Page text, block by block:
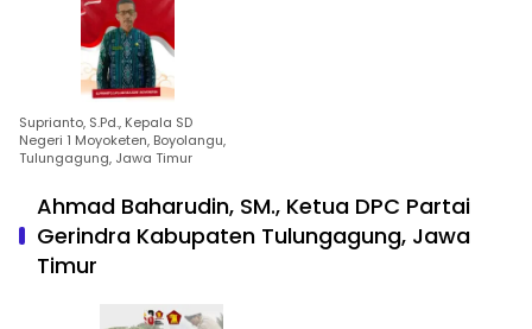
Suprianto, S.Pd., Kepala SD
Negeri 1 Moyoketen, Boyolangu,
Tulungagung, Jawa Timur
Ahmad Baharudin, SM., Ketua DPC Partai
Gerindra Kabupaten Tulungagung, Jawa
Timur